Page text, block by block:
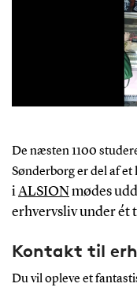
De næsten 1100
Sønderborg er del af
iALSIONmødes
erhvervsliv under ét
Kontakt til
Du vil opleve et